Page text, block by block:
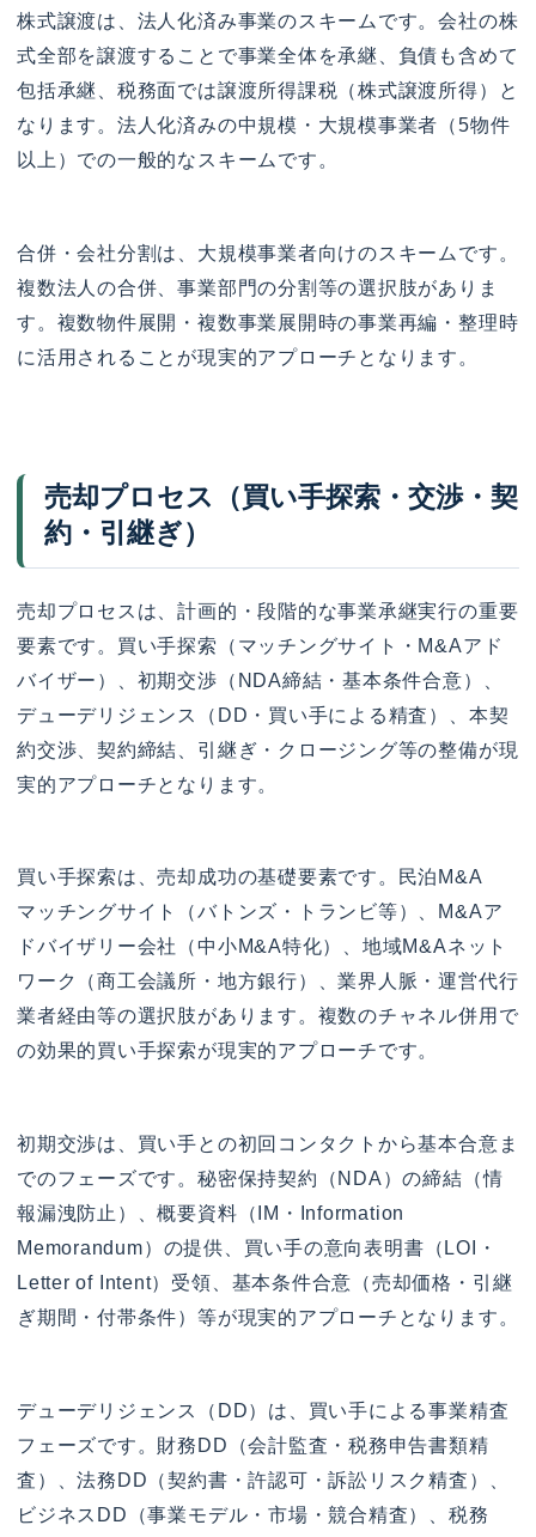
株式譲渡は、法人化済み事業のスキームです。会社の株
式全部を譲渡することで事業全体を承継、負債も含めて
包括承継、税務面では譲渡所得課税（株式譲渡所得）と
なります。法人化済みの中規模・大規模事業者（5物件
以上）での一般的なスキームです。
合併・会社分割は、大規模事業者向けのスキームです。
複数法人の合併、事業部門の分割等の選択肢がありま
す。複数物件展開・複数事業展開時の事業再編・整理時
に活用されることが現実的アプローチとなります。
売却プロセス（買い手探索・交渉・契
約・引継ぎ）
売却プロセスは、計画的・段階的な事業承継実行の重要
要素です。買い手探索（マッチングサイト・M&Aアド
バイザー）、初期交渉（NDA締結・基本条件合意）、
デューデリジェンス（DD・買い手による精査）、本契
約交渉、契約締結、引継ぎ・クロージング等の整備が現
実的アプローチとなります。
買い手探索は、売却成功の基礎要素です。民泊M&A
マッチングサイト（バトンズ・トランビ等）、M&Aア
ドバイザリー会社（中小M&A特化）、地域M&Aネット
ワーク（商工会議所・地方銀行）、業界人脈・運営代行
業者経由等の選択肢があります。複数のチャネル併用で
の効果的買い手探索が現実的アプローチです。
初期交渉は、買い手との初回コンタクトから基本合意ま
でのフェーズです。秘密保持契約（NDA）の締結（情
報漏洩防止）、概要資料（IM・Information
Memorandum）の提供、買い手の意向表明書（LOI・
Letter of Intent）受領、基本条件合意（売却価格・引継
ぎ期間・付帯条件）等が現実的アプローチとなります。
デューデリジェンス（DD）は、買い手による事業精査
フェーズです。財務DD（会計監査・税務申告書類精
査）、法務DD（契約書・許認可・訴訟リスク精査）、
ビジネスDD（事業モデル・市場・競合精査）、税務